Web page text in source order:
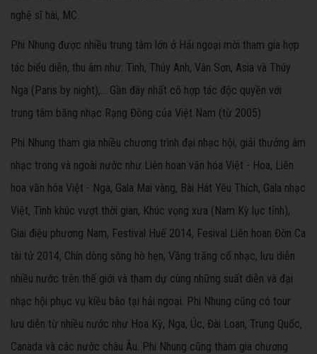
nghệ sĩ hài, MC.
Phi Nhung được nhiều trung tâm lớn ở Hải ngoại mời tham gia hợp
tác biểu diễn, thu âm như: Tình, Thúy Anh, Vân Sơn, Asia và Thúy
Nga (Paris by night),... Gần đây nhất cô hợp tác độc quyền với
trung tâm băng nhạc Rạng Đông của Việt Nam (từ 2005)
Phi Nhung tham gia nhiều chương trình đại nhạc hội, giải thưởng âm
nhạc trong và ngoài nước như Liên hoan văn hóa Việt - Hoa, Liên
hoa văn hóa Việt - Nga, Gala Mai vàng, Bài Hát Yêu Thích, Gala nhạc
Việt, Tình khúc vượt thời gian, Khúc vọng xưa (Nam Kỳ lục tỉnh),
Giai điệu phương Nam, Festival Huế 2014, Fesival Liên hoan Đờn Ca
tài tử 2014, Chín dòng sông hò hẹn, Vầng trăng cổ nhạc, lưu diễn
nhiều nước trên thế giới và tham dự cùng những suất diễn và đại
nhạc hội phục vụ kiều bào tại hải ngoại. Phi Nhung cũng có tour
lưu diễn từ nhiều nước như Hoa Kỳ, Nga, Úc, Đài Loan, Trung Quốc,
Canada và các nước châu Âu. Phi Nhung cũng tham gia chương